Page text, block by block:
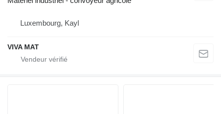
Luxembourg, Kayl
VIVA MAT